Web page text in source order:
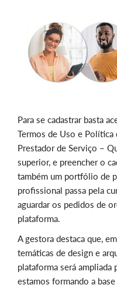
Para se cadastrar basta
Termos de Uso e Política
Prestador de Serviço –
superior, e preencher o
também um portfólio de
profissional passa pela
aguardar os pedidos de
plataforma.
A gestora destaca que,
temáticas de design e
plataforma será ampliada
estamos formando a